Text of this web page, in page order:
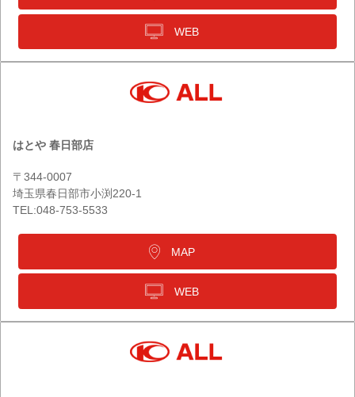
WEB
はとや 春日部店
〒344-0007
埼玉県春日部市小渕220-1
TEL:048-753-5533
MAP
WEB